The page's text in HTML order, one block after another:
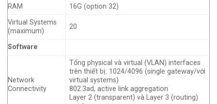
RAM
16G (option 32)
Virtual Systems
(maximum)
20
Software
Network
Connectivity
Tổng physical và virtual (VLAN) interfaces
trên thiết bị: 1024/4096 (single gateway/với
virtual systems)
802.3ad, active link aggregation
Layer 2 (transparent) và Layer 3 (routing)